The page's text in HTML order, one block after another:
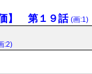
価】 第１９話 (画:1)
:2)